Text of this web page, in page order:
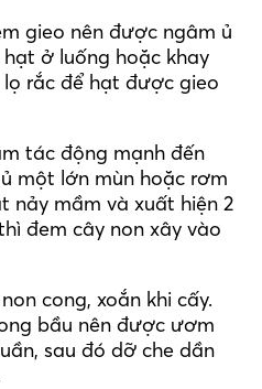
gieo nên được ngâm ủ
ở luống hoặc khay
rắc để hạt được gieo
tác động mạnh đến
một lớn mùn hoặc rơm
nảy mầm và xuất hiện 2
đem cây non xây vào
cong, xoắn khi cấy.
bầu nên được ươm
sau đó dỡ che dần